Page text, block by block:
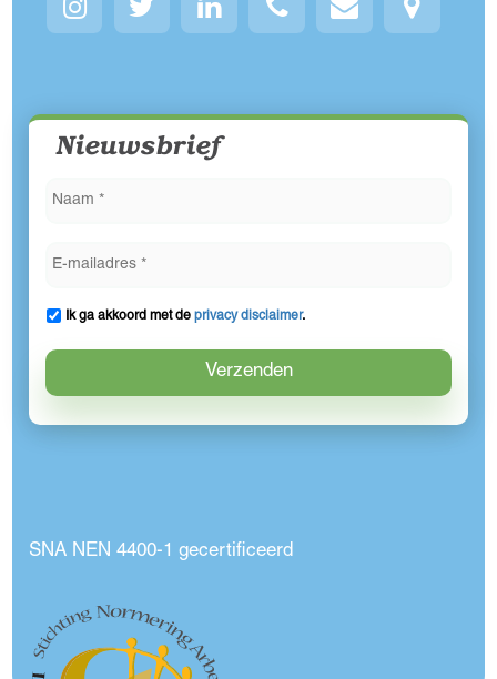
Nieuwsbrief
Ik ga akkoord met deprivacy disclaimer.
SNA NEN 4400-1 gecertificeerd